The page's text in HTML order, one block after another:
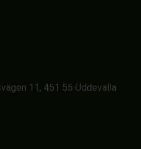
11, 451 55 Uddevalla